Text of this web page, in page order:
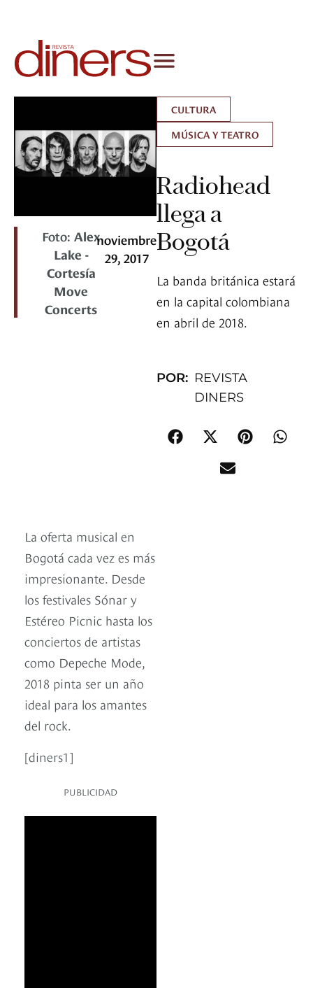
Foto: Alex
Lake -
Cortesía
Move
Concerts
noviembre
29, 2017
CULTURA
MÚSICA Y TEATRO
Radiohead
llega a
Bogotá
La banda británica estará
en la capital colombiana
en abril de 2018.
POR: REVISTA
DINERS
La oferta musical en
Bogotá cada vez es más
impresionante. Desde
los festivales Sónar y
Estéreo Picnic hasta los
conciertos de artistas
como Depeche Mode,
2018 pinta ser un año
ideal para los amantes
del rock.
[diners1]
PUBLICIDAD